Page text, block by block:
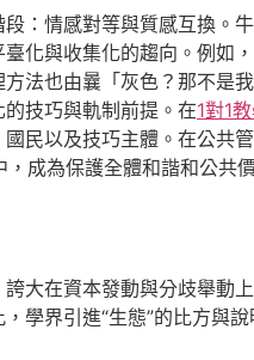
：情感對等與質感互換。
化與收集化的趨向。例如
法也由曩「灰色？那不是
技巧與軌制前提。在1對1
民以及技巧主體。在公共
成為保護全體和諧和公
大在資本發動與分歧舉動
學界引進“生態”的比方